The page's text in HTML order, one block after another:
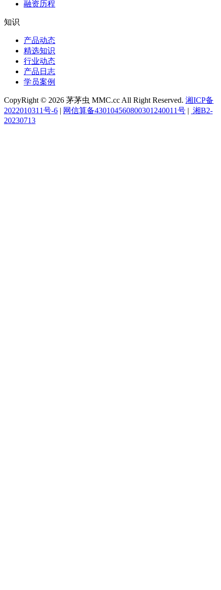
融资历程
知识
产品动态
精选知识
行业动态
产品日志
学员案例
CopyRight © 2026 茅茅虫 MMC.cc All Right Reserved. 湘ICP备
2022010311号-6 | 网信算备430104560800301240011号 | 湘B2-
20230713